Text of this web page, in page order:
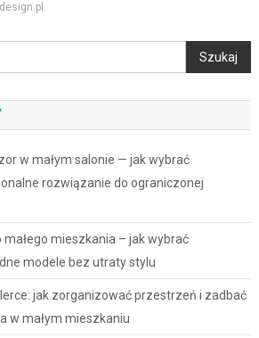
Szukaj
w małym salonie — jak wybrać
rozwiązanie do ograniczonej
małego mieszkania – jak wybrać
modele bez utraty stylu
jak zorganizować przestrzeń i zadbać
w małym mieszkaniu